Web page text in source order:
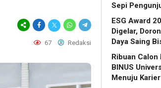
67 Redaksi
Sepi
ESG Award
Digelar,
Daya Saing
Ribuan Calon
BINUS
Menuju